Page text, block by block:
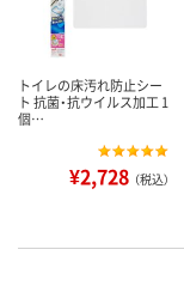
トイレの床汚れ防止シー
ト 抗菌・抗ウイルス加工 1
個…
¥2,728 （税込）